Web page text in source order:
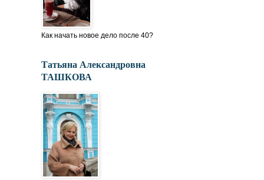
Как начать новое дело после 40?
Татьяна Александровна
ТАШКОВА